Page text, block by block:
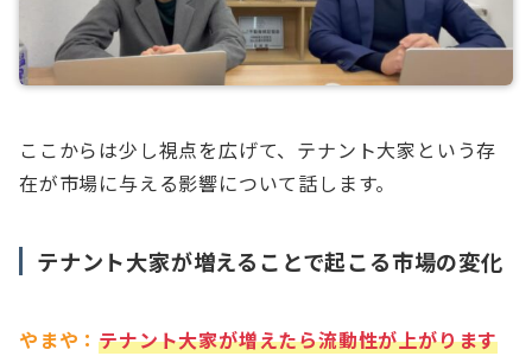
ここからは少し視点を広げて、テナント大家という存
在が市場に与える影響について話します。
テナント大家が増えることで起こる市場の変化
やまや：テナント大家が増えたら流動性が上がります